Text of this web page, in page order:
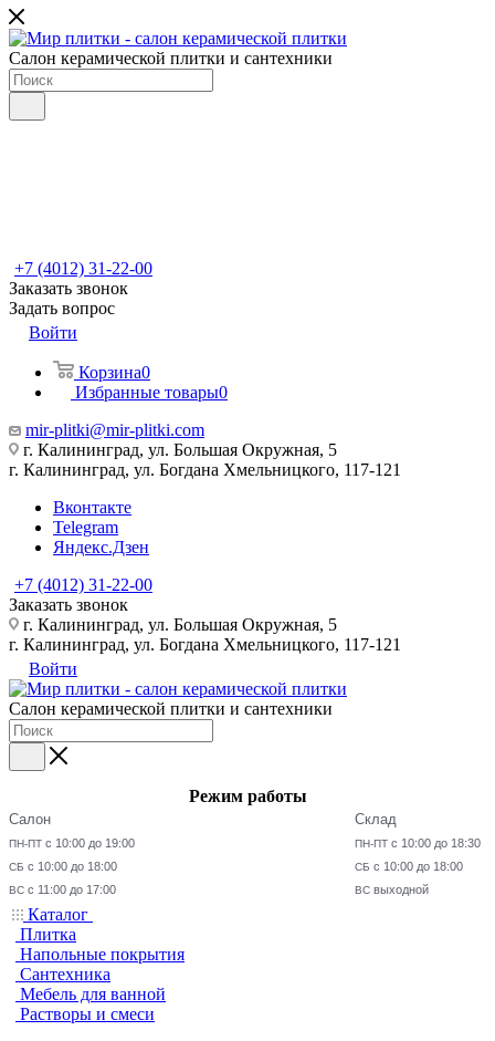
Салон керамической плитки и сантехники
+7 (4012) 31-22-00
Заказать звонок
Задать вопрос
Войти
Корзина0
Избранные товары0
mir-plitki@mir-plitki.com
г. Калининград, ул. Большая Окружная, 5
г. Калининград, ул. Богдана Хмельницкого, 117-121
Вконтакте
Telegram
Яндекс.Дзен
+7 (4012) 31-22-00
Заказать звонок
г. Калининград, ул. Большая Окружная, 5
г. Калининград, ул. Богдана Хмельницкого, 117-121
Войти
Салон керамической плитки и сантехники
Режим работы
Салон
ПН-ПТ с 10:00 до 19:00
СБ с 10:00 до 18:00
ВС с 11:00 до 17:00
Склад
ПН-ПТ с 10:00 до 18:30
СБ с 10:00 до 18:00
ВС выходной
Каталог
Плитка
Напольные покрытия
Сантехника
Мебель для ванной
Растворы и смеси